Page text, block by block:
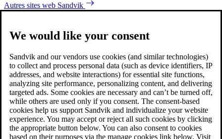
Autres sites web Sandvik
We would like your consent
Sandvik and our vendors use cookies (and similar technologies)
to collect and process personal data (such as device identifiers, IP
addresses, and website interactions) for essential site functions,
analyzing site performance, personalizing content, and delivering
targeted ads. Some cookies are necessary and can’t be turned off,
while others are used only if you consent. The consent-based
cookies help us support Sandvik and individualize your website
experience. You may accept or reject all such cookies by clicking
the appropriate button below. You can also consent to cookies
based on their purposes via the manage cookies link below. Visit